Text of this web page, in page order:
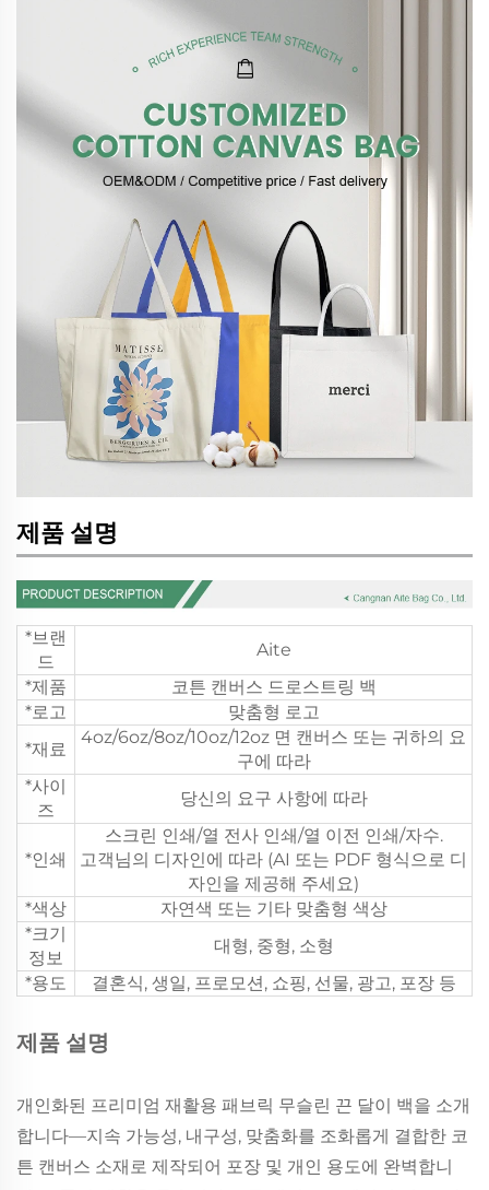
제품 설명
*브랜
드
Aite
*제품
코튼 캔버스 드로스트링 백
*로고
맞춤형 로고
*재료
4oz/6oz/8oz/10oz/12oz 면 캔버스 또는 귀하의 요
구에 따라
*사이
즈
당신의 요구 사항에 따라
*인쇄
스크린 인쇄/열 전사 인쇄/열 이전 인쇄/자수.
고객님의 디자인에 따라 (AI 또는 PDF 형식으로 디
자인을 제공해 주세요)
*색상
자연색 또는 기타 맞춤형 색상
*크기
정보
대형, 중형, 소형
*용도
결혼식, 생일, 프로모션, 쇼핑, 선물, 광고, 포장 등
제품 설명
개인화된 프리미엄 재활용 패브릭 무슬린 끈 달이 백을 소개
합니다—지속 가능성, 내구성, 맞춤화를 조화롭게 결합한 코
튼 캔버스 소재로 제작되어 포장 및 개인 용도에 완벽합니